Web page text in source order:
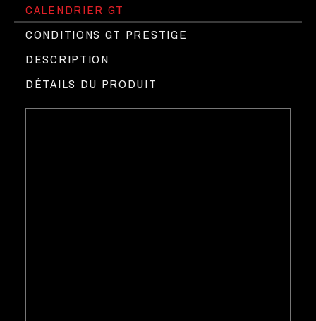
CALENDRIER GT
CONDITIONS GT PRESTIGE
DESCRIPTION
DÉTAILS DU PRODUIT